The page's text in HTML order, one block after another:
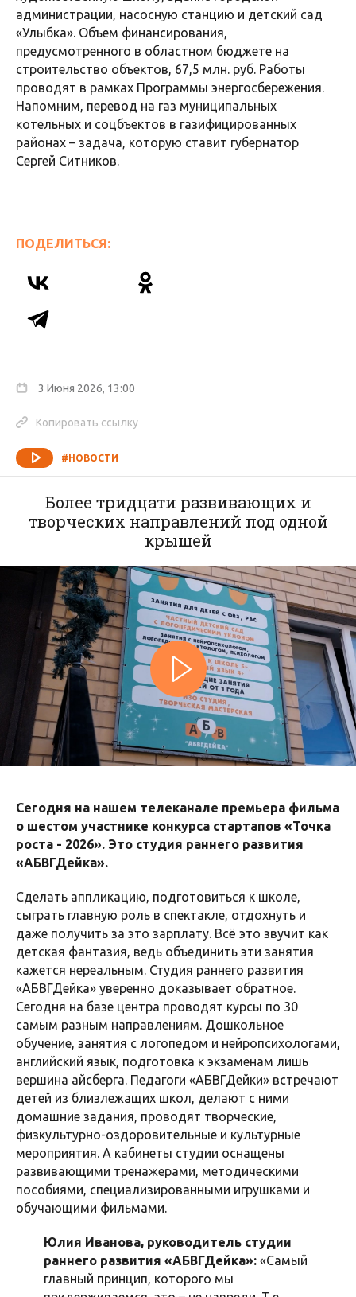
администрации, насосную станцию и детский сад
«Улыбка». Объем финансирования,
предусмотренного в областном бюджете на
строительство объектов, 67,5 млн. руб. Работы
проводят в рамках Программы энергосбережения.
Напомним, перевод на газ муниципальных
котельных и соцбъектов в газифицированных
районах – задача, которую ставит губернатор
Сергей Ситников.
ПОДЕЛИТЬСЯ:
3 Июня 2026, 13:00
Копировать ссылку
#НОВОСТИ
Более тридцати развивающих и
творческих направлений под одной
крышей
Сегодня на нашем телеканале премьера фильма
о шестом участнике конкурса стартапов «Точка
роста - 2026». Это студия раннего развития
«АБВГДейка».
Сделать аппликацию, подготовиться к школе,
сыграть главную роль в спектакле, отдохнуть и
даже получить за это зарплату. Всё это звучит как
детская фантазия, ведь объединить эти занятия
кажется нереальным. Студия раннего развития
«АБВГДейка» уверенно доказывает обратное.
Сегодня на базе центра проводят курсы по 30
самым разным направлениям. Дошкольное
обучение, занятия с логопедом и нейропсихологами,
английский язык, подготовка к экзаменам лишь
вершина айсберга. Педагоги «АБВГДейки» встречают
детей из близлежащих школ, делают с ними
домашние задания, проводят творческие,
физкультурно-оздоровительные и культурные
мероприятия. А кабинеты студии оснащены
развивающими тренажерами, методическими
пособиями, специализированными игрушками и
обучающими фильмами.
Юлия Иванова, руководитель студии
раннего развития «АБВГДейка»: «Самый
главный принцип, которого мы